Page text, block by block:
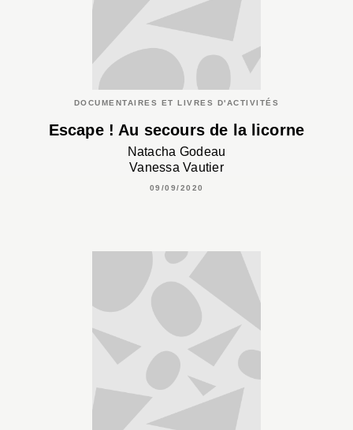
DOCUMENTAIRES ET LIVRES D'ACTIVITÉS
Escape ! Au secours de la licorne
Natacha Godeau
Vanessa Vautier
09/09/2020